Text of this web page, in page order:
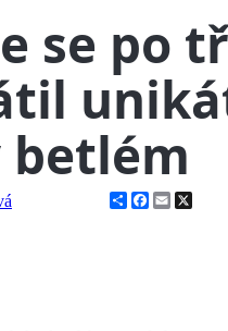
se po
ShareFacebook
Email